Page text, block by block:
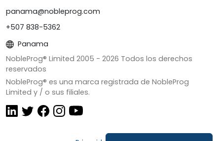
panama@nobleprog.com
+507 838-5362
Panama
NobleProg® Limited 2005 - 2026 Todos los derechos
reservados
NobleProg® es una marca registrada de NobleProg
Limited y / o sus filiales.